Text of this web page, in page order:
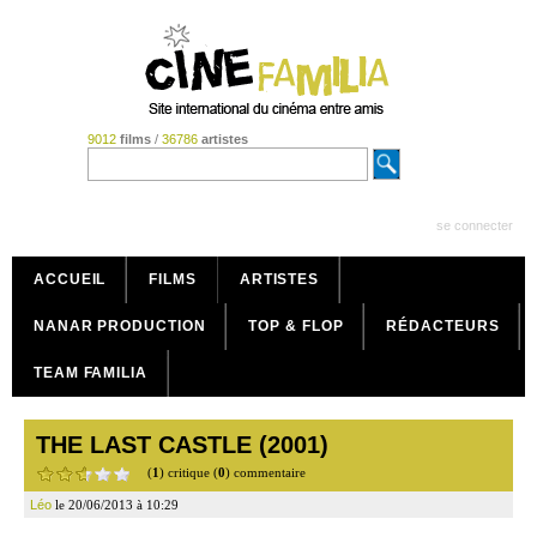
9012 films/ 36786 artistes
se connecter
ACCUEIL FILMS ARTISTES
NANAR PRODUCTION TOP & FLOP RÉDACTEURS
TEAM FAMILIA
THE LAST CASTLE (2001)
(1) critique (0) commentaire
Léo le 20/06/2013 à 10:29